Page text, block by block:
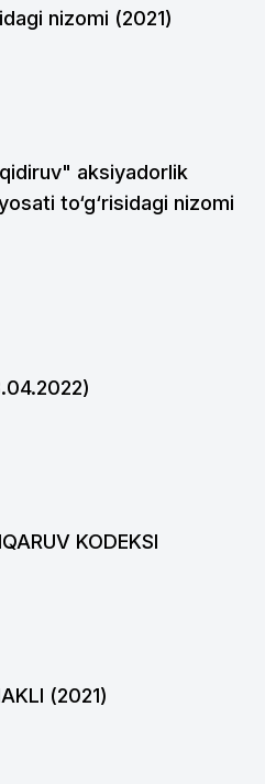
nizomi (2021)
aksiyadorlik
to‘g‘risidagi nizomi
KODEKSI
(2021)